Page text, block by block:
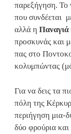
παρεξήγηση. Το
που συνδέεται
αλλά η Παναγιά
προσκυνάς και
πας στο
κολυμπώντας
Για να δεις τα
πόλη της
περιήγηση μια-
δύο φρούρια